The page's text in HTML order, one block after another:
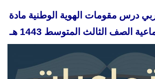
درس مقومات الهوية الوطنية مادة
الصف الثالث المتوسط 1443 هـ